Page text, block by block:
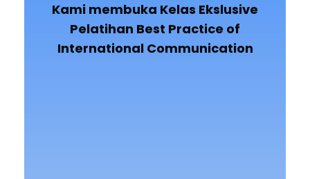
Kami membuka Kelas Ekslusive
Pelatihan Best Practice of
International Communication